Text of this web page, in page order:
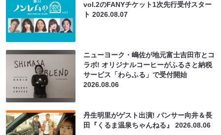
vol.2のFANYチケット1次先行受付スター
ト2026.08.07
ニューヨーク・嶋佐が地元富士吉田市とコ
ラボ! オリジナルコーヒーがふるさと納税
サービス「わらふる」で受付開始
2026.08.06
丹生明里がゲスト出演! パンサー向井＆長
田『くるま温泉ちゃんねる』2026.08.06